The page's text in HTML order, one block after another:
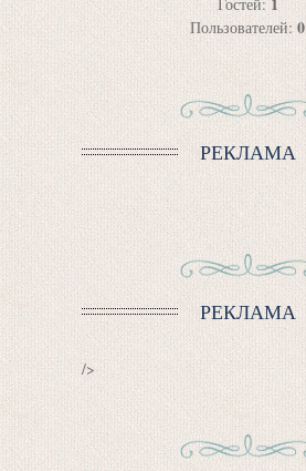
Пользователей: 0
РЕКЛАМА
РЕКЛАМА
/>